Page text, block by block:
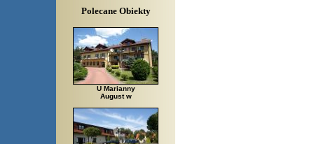
Polecane Obiekty
U Marianny
August w